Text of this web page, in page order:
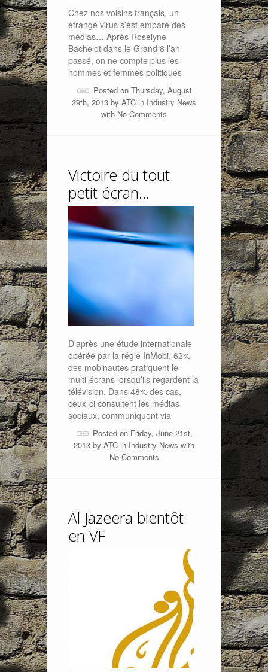
Chez nos voisins français, un
étrange virus s’est emparé des
médias… Après Roselyne
Bachelot dans le Grand 8 l’an
passé, on ne compte plus les
hommes et femmes politiques
Posted on Thursday, August
29th, 2013 by ATC in Industry News
with No Comments
Victoire du tout
petit écran…
D’après une étude internationale
opérée par la régie InMobi, 62%
des mobinautes pratiquent le
multi-écrans lorsqu’ils regardent la
télévision. Dans 48% des cas,
ceux-ci consultent les médias
sociaux, communiquent via
Posted on Friday, June 21st,
2013 by ATC in Industry News with
No Comments
Al Jazeera bientôt
en VF